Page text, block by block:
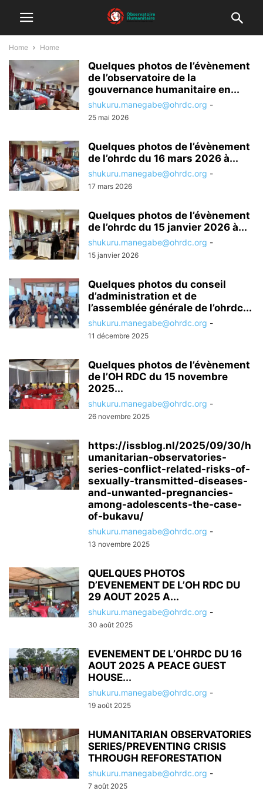
Home Home
Quelques photos de l’évènement
de l’observatoire de la
gouvernance humanitaire en...
shukuru.manegabe@ohrdc.org -
25 mai 2026
Quelques photos de l’évènement
de l’ohrdc du 16 mars 2026 à...
shukuru.manegabe@ohrdc.org -
17 mars 2026
Quelques photos de l’évènement
de l’ohrdc du 15 janvier 2026 à...
shukuru.manegabe@ohrdc.org -
15 janvier 2026
Quelques photos du conseil
d’administration et de
l’assemblée générale de l’ohrdc...
shukuru.manegabe@ohrdc.org -
11 décembre 2025
Quelques photos de l’évènement
de l’OH RDC du 15 novembre
2025...
shukuru.manegabe@ohrdc.org -
26 novembre 2025
https://issblog.nl/2025/09/30/h
umanitarian-observatories-
series-conflict-related-risks-of-
sexually-transmitted-diseases-
and-unwanted-pregnancies-
among-adolescents-the-case-
of-bukavu/
shukuru.manegabe@ohrdc.org -
13 novembre 2025
QUELQUES PHOTOS
D’EVENEMENT DE L’OH RDC DU
29 AOUT 2025 A...
shukuru.manegabe@ohrdc.org -
30 août 2025
EVENEMENT DE L’OHRDC DU 16
AOUT 2025 A PEACE GUEST
HOUSE...
shukuru.manegabe@ohrdc.org -
19 août 2025
HUMANITARIAN OBSERVATORIES
SERIES/PREVENTING CRISIS
THROUGH REFORESTATION
shukuru.manegabe@ohrdc.org -
7 août 2025